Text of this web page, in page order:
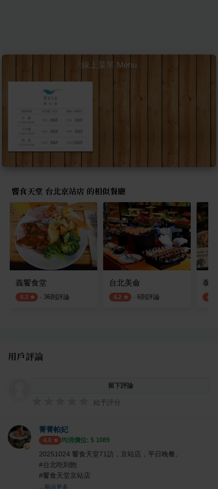
線上菜單 Menu
饗食天堂 台北京站店 的相似餐廳
義饗食堂
4.3 · 36則評論
台北美侖
4.2 · 6則評論
泰
4.1
用戶評論
留下評論
給予評分
菁菁帕妃
4.0 均消價位: $ 1089
20251024 饗食天堂71訪，京站店，平日晚餐。
#台北吃到飽
#饗食天堂京站店
... 顯示更多